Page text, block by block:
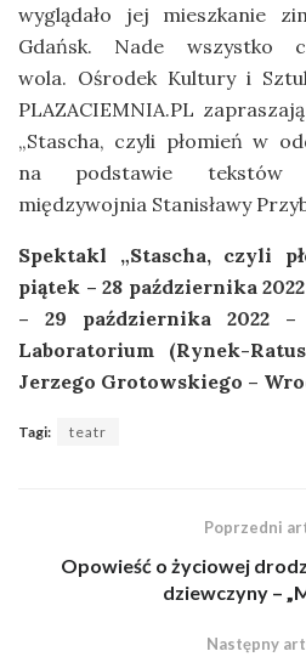
wyglądało jej mieszkanie
Gdańsk. Nade wszystko
wola. Ośrodek Kultury i
PLAZACIEMNIA.PL
„Stascha, czyli płomień w
na podstawie tekstów
międzywojnia Stanisławy
Spektakl
„Stascha, czyli
piątek – 28 października
– 29 października 2022
Laboratorium (Rynek-
Jerzego Grotowskiego –
Tagi: teatr
Poprzedni
Opowieść o życiowej
dziewczyny –
Następny